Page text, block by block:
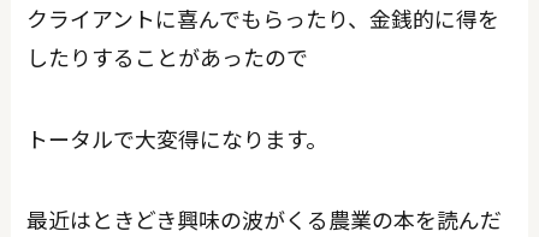
クライアントに喜んでもらったり、金銭的に得を
したりすることがあったので
トータルで大変得になります。
最近はときどき興味の波がくる農業の本を読んだ